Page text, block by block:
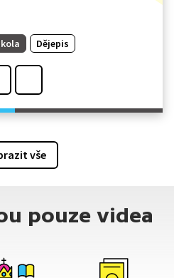
Dějepis
vše
pouze videa